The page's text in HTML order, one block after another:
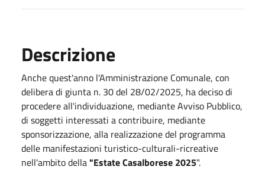
Descrizione
Anche quest'anno l'Amministrazione Comunale, con
delibera di giunta n. 30 del 28/02/2025, ha deciso di
procedere all'individuazione, mediante Avviso Pubblico,
di soggetti interessati a contribuire, mediante
sponsorizzazione, alla realizzazione del programma
delle manifestazioni turistico-culturali-ricreative
nell'ambito della"Estate Casalborese 2025".